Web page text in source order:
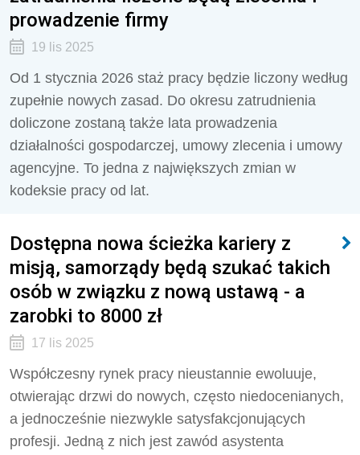
prowadzenie firmy
19 lis 2025
Od 1 stycznia 2026 staż pracy będzie liczony według
zupełnie nowych zasad. Do okresu zatrudnienia
doliczone zostaną także lata prowadzenia
działalności gospodarczej, umowy zlecenia i umowy
agencyjne. To jedna z największych zmian w
kodeksie pracy od lat.
Dostępna nowa ścieżka kariery z
misją, samorządy będą szukać takich
osób w związku z nową ustawą - a
zarobki to 8000 zł
17 lis 2025
Współczesny rynek pracy nieustannie ewoluuje,
otwierając drzwi do nowych, często niedocenianych,
a jednocześnie niezwykle satysfakcjonujących
profesji. Jedną z nich jest zawód asystenta